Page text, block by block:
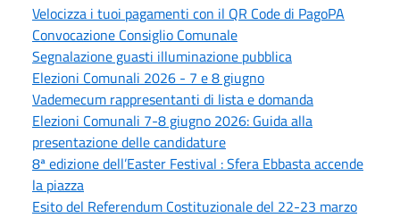
Velocizza i tuoi pagamenti con il QR Code di PagoPA
Convocazione Consiglio Comunale
Segnalazione guasti illuminazione pubblica
Elezioni Comunali 2026 - 7 e 8 giugno
Vademecum rappresentanti di lista e domanda
Elezioni Comunali 7-8 giugno 2026: Guida alla
presentazione delle candidature
8ª edizione dell’Easter Festival : Sfera Ebbasta accende
la piazza
Esito del Referendum Costituzionale del 22-23 marzo